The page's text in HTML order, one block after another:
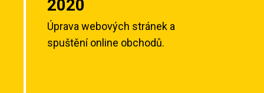
2020
Úprava webových stránek a
spuštění online obchodů.